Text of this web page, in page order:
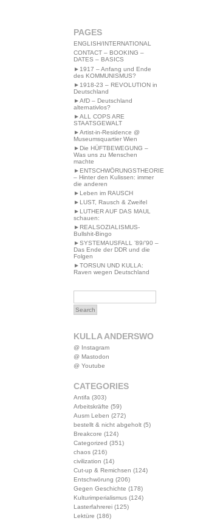
PAGES
ENGLISH/INTERNATIONAL
CONTACT – BOOKING –
DATES – BASICS
►1917 – Anfang und Ende
des KOMMUNISMUS?
►1918-23 – REVOLUTION in
Deutschland
►AfD – Deutschland
alternativlos?
►ALL COPS ARE
STAATSGEWALT
►Artist-in-Residence @
Museumsquartier Wien
►Die HÜFTBEWEGUNG –
Was uns zu Menschen
machte
►ENTSCHWÖRUNGSTHEORIE
– Hinter den Kulissen: immer
die anderen
►Leben im RAUSCH
►LUST, Rausch & Zweifel
►LUTHER AUF DAS MAUL
schauen:
►REALSOZIALISMUS-
Bullshit-Bingo
►SYSTEMAUSFALL ’89/’90 –
Das Ende der DDR und die
Folgen
►TORSUN UND KULLA:
Raven wegen Deutschland
KULLA ANDERSWO
@ Instagram
@ Mastodon
@ Youtube
CATEGORIES
Antifa (303)
Arbeitskräfte (59)
Ausm Leben (272)
bestellt & nicht abgeholt(5)
Breakcore (124)
Categorized (351)
chaos(216)
civilization (14)
Cut-up & Remichsen (124)
Entschwörung (206)
Gegen Geschichte (178)
Kulturimperialismus(124)
Lasterfahrerei(125)
Lektüre (186)